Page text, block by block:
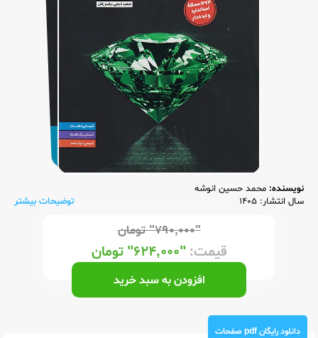
نویسنده: محمد حسین انوشه
سال انتشار: 1405
توضیحات بیشتر
"۷۹۰,۰۰۰" تومان
قیمت:"۶۲۴,۰۰۰" تومان
افزودن به سبد خرید
دانلود رایگان pdf صفحات